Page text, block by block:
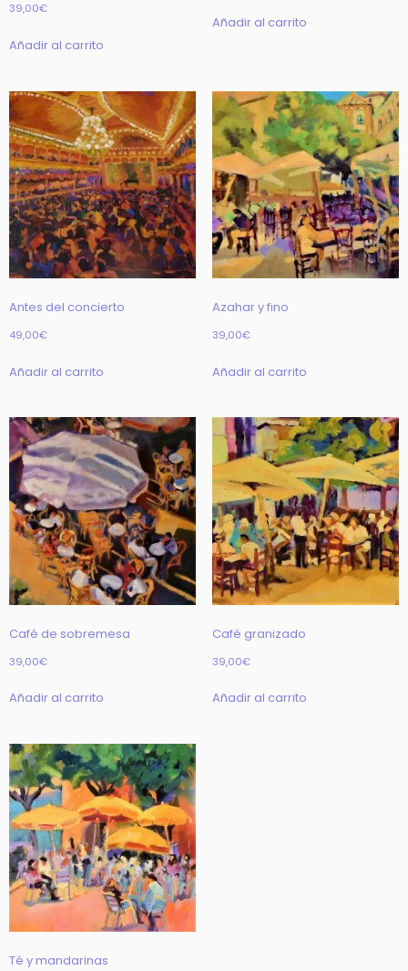
39,00€
Añadir al carrito
Añadir al carrito
Antes del concierto
49,00€
Añadir al carrito
Azahar y fino
39,00€
Añadir al carrito
Café de sobremesa
39,00€
Añadir al carrito
Café granizado
39,00€
Añadir al carrito
Té y mandarinas